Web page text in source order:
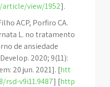
view/1952].
ACP, Porfiro CA.
L. no tratamento
de ansiedade
2020; 9(11):
20 jun. 2021]. [htt
rsd-v9i11.9487] [http